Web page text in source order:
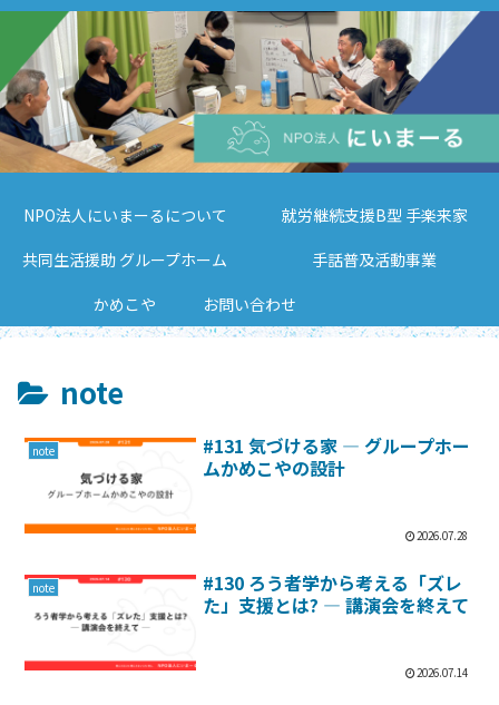
NPO法人にいまーるについて
就労継続支援B型 手楽来家
共同生活援助 グループホーム
かめこや
手話普及活動事業
お問い合わせ
note
note
#131 気づける家 ― グループホー
ムかめこやの設計
2026.07.28
note
#130 ろう者学から考える「ズレ
た」支援とは? ― 講演会を終えて
2026.07.14